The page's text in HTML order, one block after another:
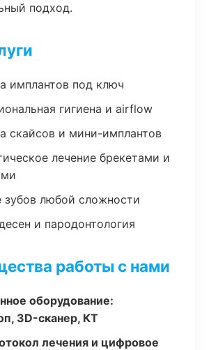
подход.
имплантов под ключ
гигиена и airflow
скайсов и мини-имплантов
лечение брекетами и
зубов любой сложности
и пародонтология
работы с нами
оборудование:
3D-сканер, КТ
лечения и цифровое